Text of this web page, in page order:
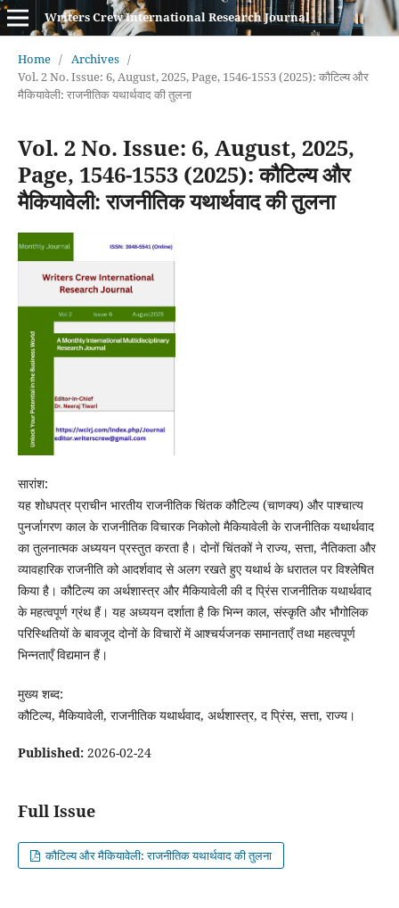
Writers Crew International Research Journal
Home / Archives /
Vol. 2 No. Issue: 6, August, 2025, Page, 1546-1553 (2025): कौटिल्य और
मैकियावेली: राजनीतिक यथार्थवाद की तुलना
Vol. 2 No. Issue: 6, August, 2025,
Page, 1546-1553 (2025): कौटिल्य और
मैकियावेली: राजनीतिक यथार्थवाद की तुलना
सारांश:
यह शोधपत्र प्राचीन भारतीय राजनीतिक चिंतक कौटिल्य (चाणक्य) और पाश्चात्य
पुनर्जागरण काल के राजनीतिक विचारक निकोलो मैकियावेली के राजनीतिक यथार्थवाद
का तुलनात्मक अध्ययन प्रस्तुत करता है। दोनों चिंतकों ने राज्य, सत्ता, नैतिकता और
व्यावहारिक राजनीति को आदर्शवाद से अलग रखते हुए यथार्थ के धरातल पर विश्लेषित
किया है। कौटिल्य का अर्थशास्त्र और मैकियावेली की द प्रिंस राजनीतिक यथार्थवाद
के महत्वपूर्ण ग्रंथ हैं। यह अध्ययन दर्शाता है कि भिन्न काल, संस्कृति और भौगोलिक
परिस्थितियों के बावजूद दोनों के विचारों में आश्चर्यजनक समानताएँ तथा महत्वपूर्ण
भिन्नताएँ विद्यमान हैं।
मुख्य शब्द:
कौटिल्य, मैकियावेली, राजनीतिक यथार्थवाद, अर्थशास्त्र, द प्रिंस, सत्ता, राज्य।
Published: 2026-02-24
Full Issue
कौटिल्य और मैकियावेली: राजनीतिक यथार्थवाद की तुलना